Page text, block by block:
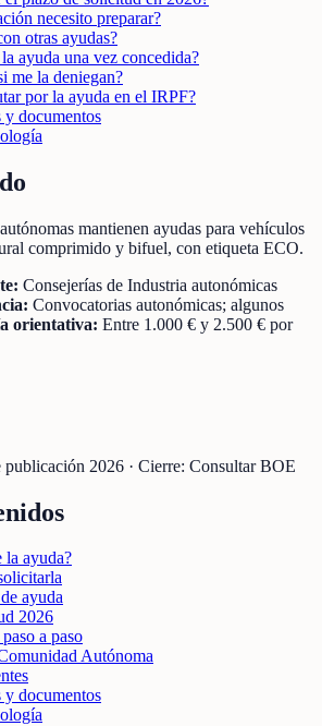
necesito preparar?
otras ayudas?
ayuda una vez concedida?
me la deniegan?
por la ayuda en el IRPF?
y documentos
mantienen ayudas para vehículos
comprimido y bifuel, con etiqueta ECO.
Consejerías de Industria autonómicas
Convocatorias autonómicas; algunos
orientativa: Entre 1.000 € y 2.500 € por
publicación 2026 · Cierre: Consultar BOE
la ayuda?
ayuda
2026
a paso
Autónoma
y documentos